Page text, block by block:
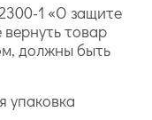
1 «О защите
товар
должны быть
упаковка